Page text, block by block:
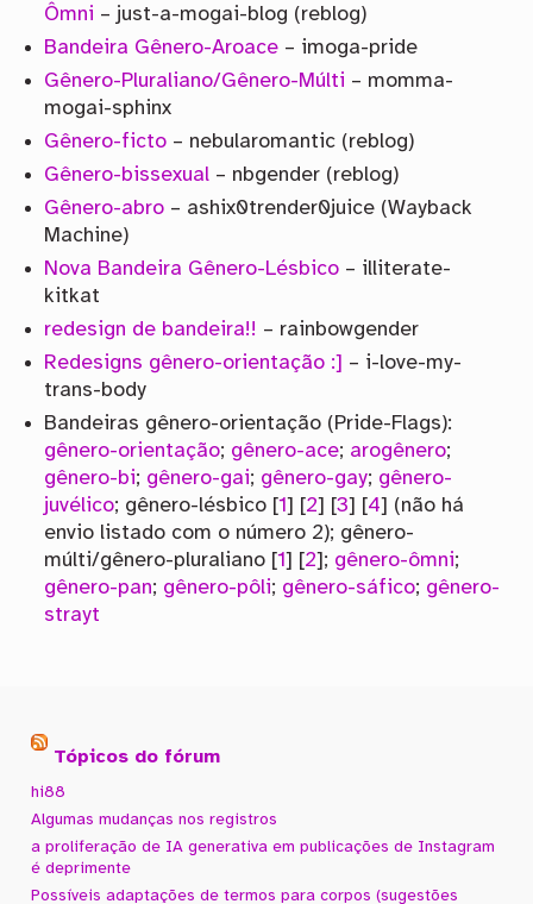
Ômni – just-a-mogai-blog (reblog)
Bandeira Gênero-Aroace – imoga-pride
Gênero-Pluraliano/Gênero-Múlti – momma-
mogai-sphinx
Gênero-ficto – nebularomantic (reblog)
Gênero-bissexual – nbgender (reblog)
Gênero-abro – ashix0trender0juice (Wayback
Machine)
Nova Bandeira Gênero-Lésbico – illiterate-
kitkat
redesign de bandeira!! – rainbowgender
Redesigns gênero-orientação :] – i-love-my-
trans-body
Bandeiras gênero-orientação (Pride-Flags):
gênero-orientação; gênero-ace; arogênero;
gênero-bi; gênero-gai; gênero-gay; gênero-
juvélico; gênero-lésbico [1 ] [2] [3] [4] (não há
envio listado com o número 2); gênero-
múlti/gênero-pluraliano [1 ] [2]; gênero-ômni;
gênero-pan; gênero-pôli; gênero-sáfico; gênero-
strayt
Tópicos do fórum
hi88
Algumas mudanças nos registros
a proliferação de IA generativa em publicações de Instagram
é deprimente
Possíveis adaptações de termos para corpos (sugestões